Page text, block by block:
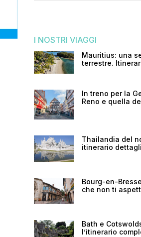
I NOSTRI VIAGGI
Mauritius: una
terrestre.
In treno per la
Reno e quella
Thailandia del
itinerario
Bourg-en-
che non ti
Bath e
l’itinerario